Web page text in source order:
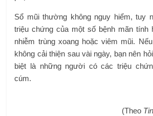
Sổ mũi thường không nguy hiểm, tuy
triệu chứng của một số bệnh mãn tính
nhiễm trùng xoang hoặc viêm mũi.
không cải thiện sau vài ngày, bạn nên
biệt là những người có các triệu
cúm.
(Theo